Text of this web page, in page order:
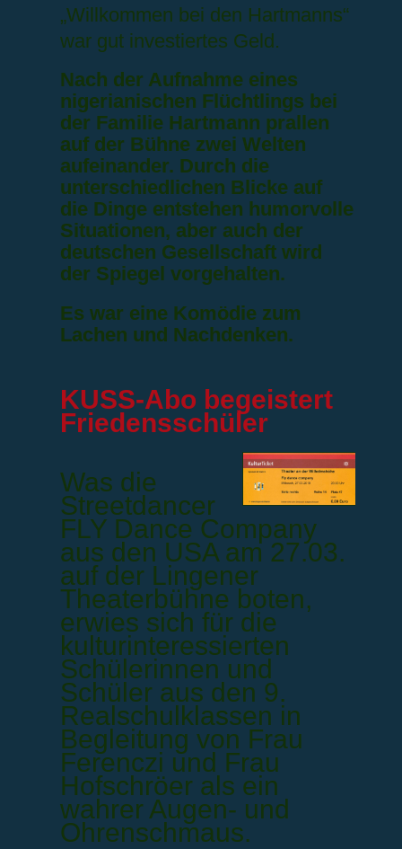
„Willkommen bei den Hartmanns“
war gut investiertes Geld.
Nach der Aufnahme eines
nigerianischen Flüchtlings bei
der Familie Hartmann prallen
auf der Bühne zwei Welten
aufeinander. Durch die
unterschiedlichen Blicke auf
die Dinge entstehen humorvolle
Situationen, aber auch der
deutschen Gesellschaft wird
der Spiegel vorgehalten.
Es war eine Komödie zum
Lachen und Nachdenken.
KUSS-Abo begeistert
Friedensschüler
Was die
Streetdancer
FLY Dance Company
aus den USA am 27.03.
auf der Lingener
Theaterbühne boten,
erwies sich für die
kulturinteressierten
Schülerinnen und
Schüler aus den 9.
Realschulklassen in
Begleitung von Frau
Ferenczi und Frau
Hofschröer als ein
wahrer Augen- und
Ohrenschmaus.